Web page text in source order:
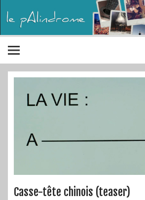
Casse-tête chinois (teaser)